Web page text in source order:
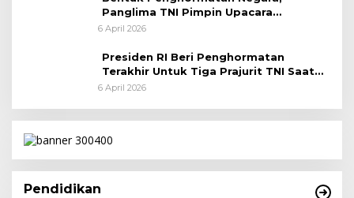
Panglima TNI Pimpin Upacara
Pemakaman Militer
6 April 2026
Presiden RI Beri Penghormatan
Terakhir Untuk Tiga Prajurit TNI Saat
Persemayaman di Bandara Soekarno-
6 April 2026
Pendidikan